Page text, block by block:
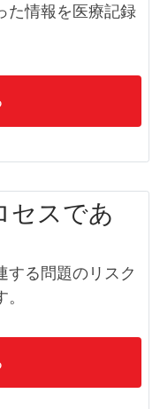
た情報を医療記録
セスであ
する問題のリスク